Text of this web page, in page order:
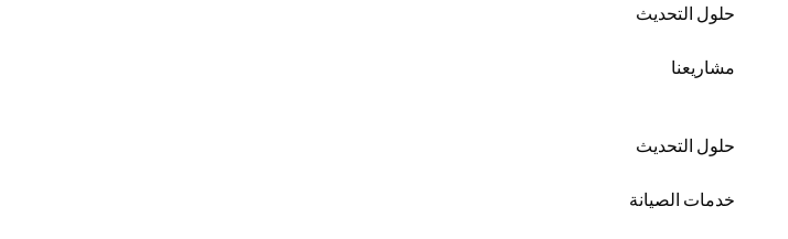
حلول التحديث
مشاريعنا
حلول التحديث
خدمات الصيانة